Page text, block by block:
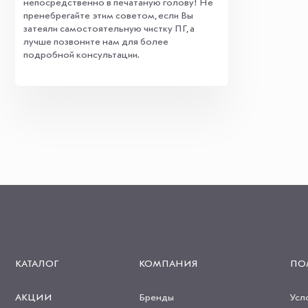
непосредственно в печатаную голову! Не
пренебрегайте этим советом, если Вы
затеяли самостоятельную чистку ПГ, а
лучше позвоните нам для более
подробной консультации.
КАТАЛОГ
АКЦИИ
КОМПАНИЯ
Бренды